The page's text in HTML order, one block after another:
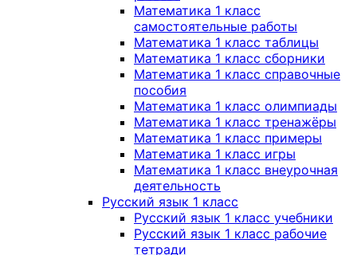
Математика 1 класс
самостоятельные работы
Математика 1 класс таблицы
Математика 1 класс сборники
Математика 1 класс справочные
пособия
Математика 1 класс олимпиады
Математика 1 класс тренажёры
Математика 1 класс примеры
Математика 1 класс игры
Математика 1 класс внеурочная
деятельность
Русский язык 1 класс
Русский язык 1 класс учебники
Русский язык 1 класс рабочие
тетради